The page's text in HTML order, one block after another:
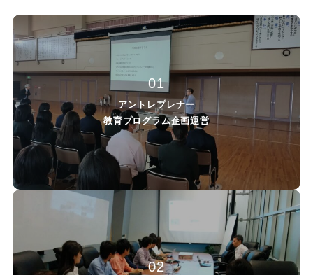
01
アントレプレナー
教育プログラム企画運営
02